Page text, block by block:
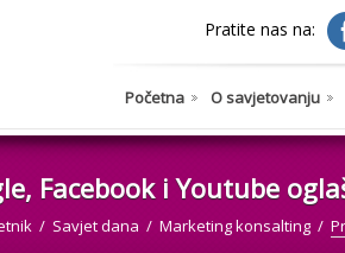
Pratite nas na:
Početna O savjetovanju
Facebook i Youtube
Savjet dana Marketing konsalting